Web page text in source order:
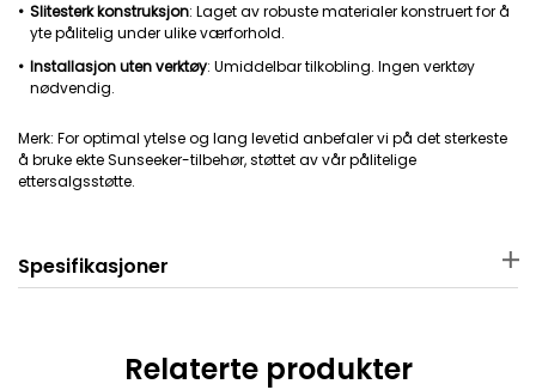
Slitesterk konstruksjon: Laget av robuste materialer konstruert for å
yte pålitelig under ulike værforhold.
Installasjon uten verktøy: Umiddelbar tilkobling. Ingen verktøy
nødvendig.
Merk: For optimal ytelse og lang levetid anbefaler vi på det sterkeste
å bruke ekte Sunseeker-tilbehør, støttet av vår pålitelige
ettersalgsstøtte.
Spesifikasjoner
Kobber + plast 26 × 12.7 × 5.5 cm
Relaterte produkter